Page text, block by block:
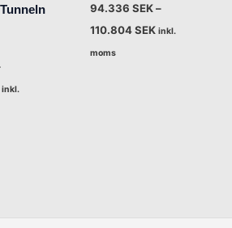
inkl.
94.336SEK–
110.804SEK inkl.
moms